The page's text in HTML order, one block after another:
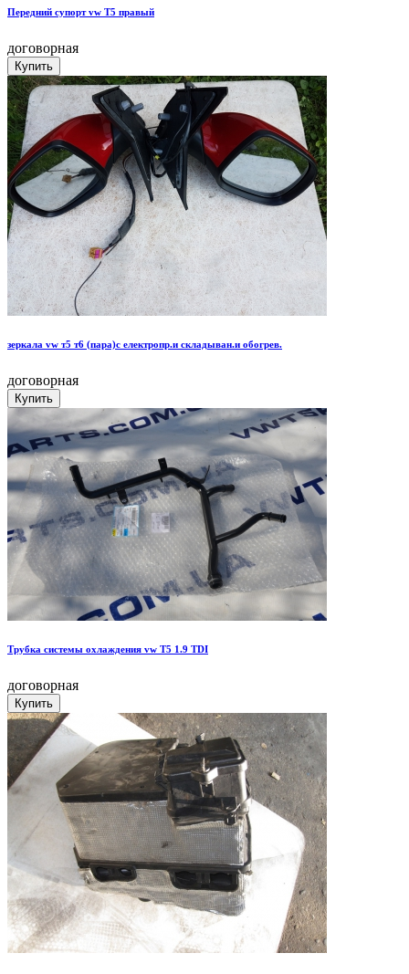
Передний супорт vw T5 правый
договорная
зеркала vw т5 т6 (пара)c електрoпр.и складыван.и oбoгрев.
договорная
Трубка системы охлаждения vw T5 1.9 TDI
договорная